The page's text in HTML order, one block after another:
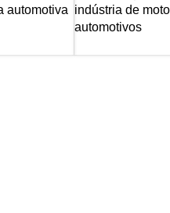
automotiva indústria de
automotivos